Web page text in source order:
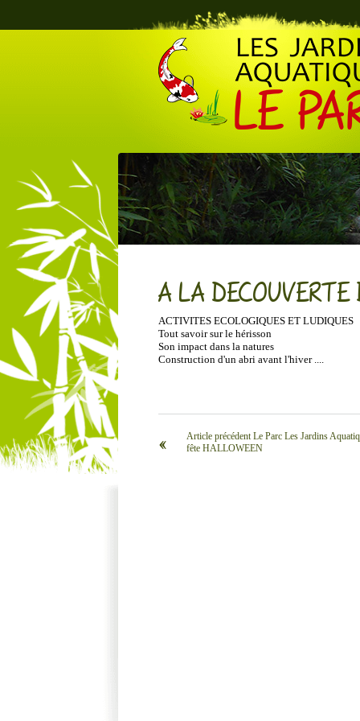
A LA DECOUVERTE
ACTIVITES ECOLOGIQUES ET LUDIQUES
Tout savoir sur le hérisson
Son impact dans la natures
Construction d'un abri avant l'hiver ....
‹‹
Article précédent Le Parc Les Jardins
fête HALLOWEEN